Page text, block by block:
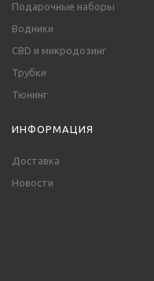
Подарочные наборы
Водники
CBD и микродозинг
Трубки
Тюнинг
ИНФОРМАЦИЯ
Доставка
Новости